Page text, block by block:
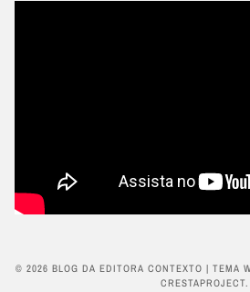
© 2026 BLOG DA EDITORA CONTEXTO | TEMA
CRESTAPROJECT.